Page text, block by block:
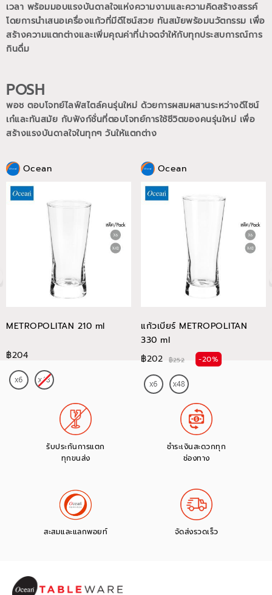
เวลา พร้อมมอบแรงบันดาลใจแห่งความงามและความคิดสร้างสรรค์
โดยการนำเสนอเครื่องแก้วที่มีดีไซน์สวย ทันสมัยพร้อมนวัตกรรม เพื่อ
สร้างความแตกต่างและเพิ่มคุณค่าที่น่าจดจำให้กับทุกประสบการณ์การ
กินดื่ม
POSH
พอช ตอบโจทย์ไลฟ์สไตล์คนรุ่นใหม่ ด้วยการผสมผสานระหว่างดีไซน์
เก๋และทันสมัย กับฟังก์ชั่นที่ตอบโจทย์การใช้ชีวิตของคนรุ่นใหม่ เพื่อ
สร้างแรงบันดาลใจในทุกๆ วันให้แตกต่าง
Ocean
METROPOLITAN 210 ml
฿204
Ocean
แก้วเบียร์ METROPOLITAN
330 ml
฿202
฿252 -20%
รับประกันการแตก
ทุกขนส่ง
ชำระเงินสะดวกทุก
ช่องทาง
สะสมและแลกพอยท์ จัดส่งรวดเร็ว